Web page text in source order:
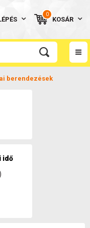
0
KOSÁR
berendezések
idő